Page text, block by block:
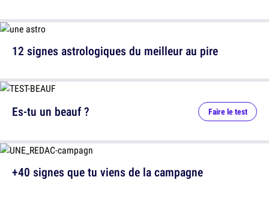
12 signes astrologiques du meilleur au pire
Es-tu un beauf ? Faire le test
+40 signes que tu viens de la campagne